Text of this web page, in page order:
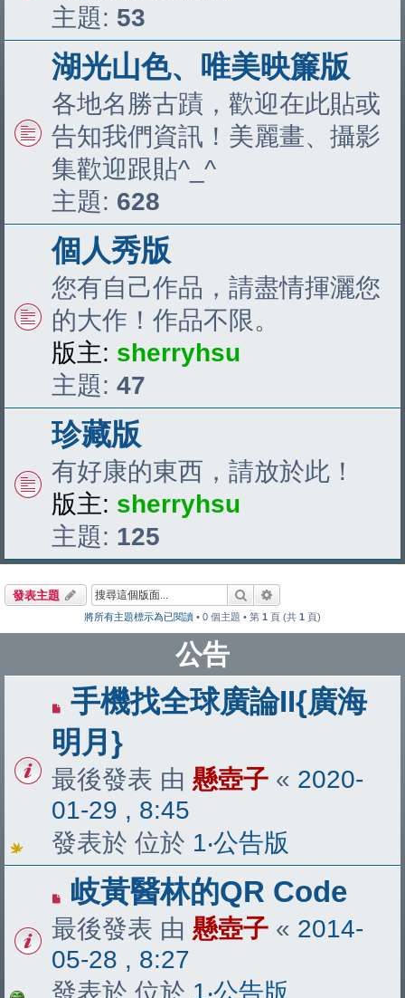
主題: 53
湖光山色、唯美映簾版
各地名勝古蹟，歡迎在此貼或
告知我們資訊！美麗畫、攝影
集歡迎跟貼^_^
主題: 628
個人秀版
您有自己作品，請盡情揮灑您
的大作！作品不限。
版主: sherryhsu
主題: 47
珍藏版
有好康的東西，請放於此！
版主: sherryhsu
主題: 125
發表主題 搜尋
將所有主題標示為已閱讀 • 0 個主題 • 第 1 頁 (共 1 頁)
公告
手機找全球廣論II{廣海
明月}
最後發表 由 懸壺子 « 2020-
01-29 , 8:45
發表於 位於 1‧公告版
岐黃醫林的QR Code
最後發表 由 懸壺子 « 2014-
05-28 , 8:27
發表於 位於 1‧公告版